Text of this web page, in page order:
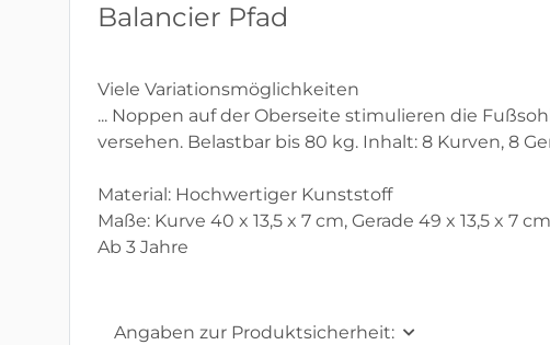
Balancier Pfad
Viele Variationsmöglichkeiten
... Noppen auf der Oberseite stimulieren die
versehen. Belastbar bis 80 kg. Inhalt: 8 Kurven, 8
Material: Hochwertiger Kunststoff
Maße: Kurve 40 x 13,5 x 7 cm, Gerade 49 x 13,5 x 7 cm
Ab 3 Jahre
Angaben zur Produktsicherheit: